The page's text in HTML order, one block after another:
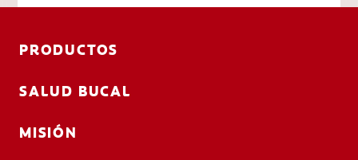
PRODUCTOS
SALUD BUCAL
MISIÓN